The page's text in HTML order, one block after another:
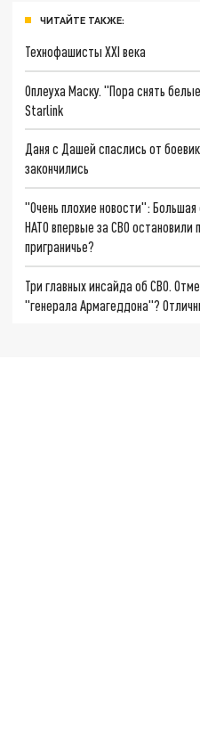
ЧИТАЙТЕ ТАКЖЕ:
Технофашисты XXI века
Оплеуха Маску. "Пора снять
Starlink
Даня с Дашей спаслись от
закончились
"Очень плохие новости":
НАТО впервые за СВО остановили
приграничье?
Три главных инсайда об СВО.
"генерала Армагеддона"?